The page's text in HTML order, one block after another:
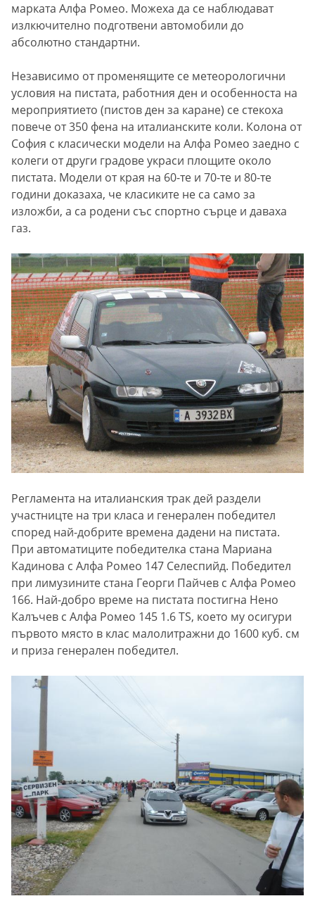
марката Алфа Ромео. Можеха да се наблюдават
излкючително подготвени автомобили до
абсолютно стандартни.
Независимо от променящите се метеорологични
условия на пистата, работния ден и особенноста на
мероприятието (пистов ден за каране) се стекоха
повече от 350 фена на италианските коли. Колона от
София с класически модели на Алфа Ромео заедно с
колеги от други градове украси площите около
пистата. Модели от края на 60-те и 70-те и 80-те
години доказаха, че класиките не са само за
изложби, а са родени със спортно сърце и даваха
газ.
Регламента на италианския трак дей раздели
участницте на три класа и генерален победител
според най-добрите времена дадени на пистата.
При автоматиците победителка стана Мариана
Кадинова с Алфа Ромео 147 Селеспийд. Победител
при лимузините стана Георги Пайчев с Алфа Ромео
166. Най-добро време на пистата постигна Нено
Калъчев с Алфа Ромео 145 1.6 ТS, което му осигури
първото място в клас малолитражни до 1600 куб. см
и приза генерален победител.